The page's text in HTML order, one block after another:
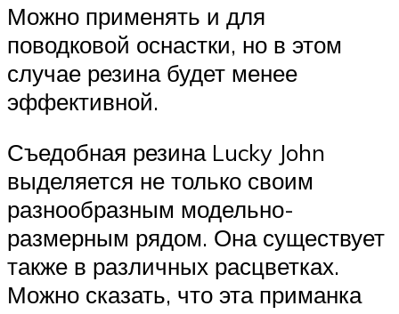
Можно применять и для
поводковой оснастки, но в этом
случае резина будет менее
эффективной.
Съедобная резина Lucky John
выделяется не только своим
разнообразным модельно-
размерным рядом. Она существует
также в различных расцветках.
Можно сказать, что эта приманка